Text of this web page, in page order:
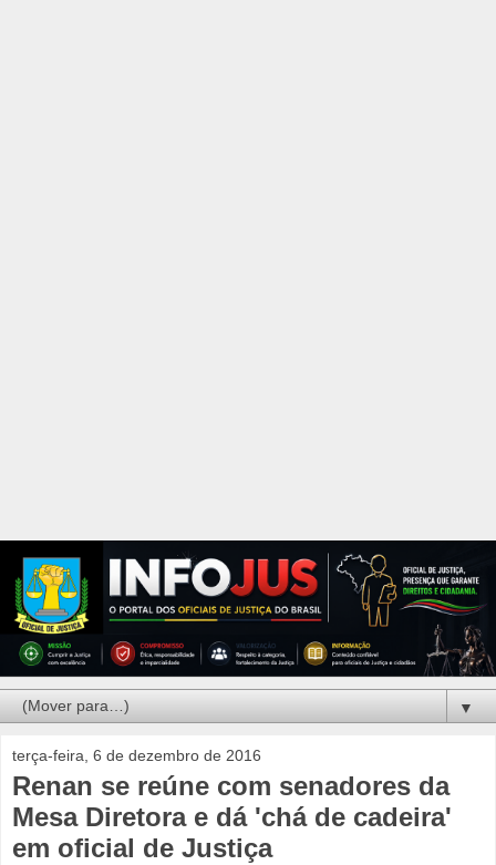
▼
terça-feira, 6 de dezembro de 2016
Renan se reúne com senadores da
Mesa Diretora e dá 'chá de cadeira'
em oficial de Justiça